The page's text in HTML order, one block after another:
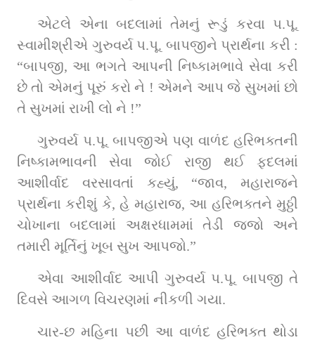
એટલે એના બદલામાં તેમનું રૂડું કરવા પ.પૂ.
સ્વામીશ્રીએ ગુરુવર્ય પ.પૂ. બાપજીને પ્રાર્થના કરી :
“બાપજી, આ ભગતે આપની નિષ્કામભાવે સેવા કરી
છે તો એમનું પૂરું કરો ને ! એમને આપ જે સુખમાં છો
તે સુખમાં રાખી લો ને !”
ગુરુવર્ય પ.પૂ. બાપજીએ પણ વાળંદ હરિભક્તની
નિષ્કામભાવની સેવા જોઈ રાજી થઈ ફદલમાં
આશીર્વાદ વરસાવતાં કહ્યું, “જાવ, મહારાજને
પ્રાર્થના કરીશું કે, હે મહારાજ, આ હરિભક્તને મુઠ્ઠી
ચોખાના બદલામાં અક્ષરધામમાં તેડી જજો અને
તમારી મૂર્તિનું ખૂબ સુખ આપજો.”
એવા આશીર્વાદ આપી ગુરુવર્ય પ.પૂ. બાપજી તે
દિવસે આગળ વિચરણમાં નીકળી ગયા.
ચાર-છ મહિના પછી આ વાળંદ હરિભક્ત થોડા